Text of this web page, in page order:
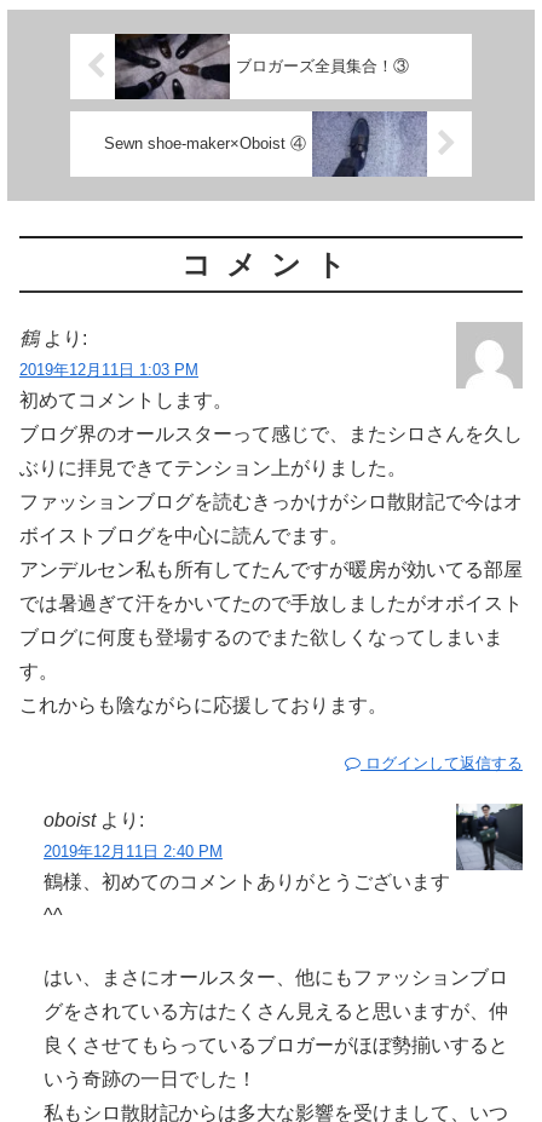
ブロガーズ全員集合！③
Sewn shoe-maker×Oboist ④
コメント
鶴 より:
2019年12月11日 1:03 PM
初めてコメントします。
ブログ界のオールスターって感じで、またシロさんを久し
ぶりに拝見できてテンション上がりました。
ファッションブログを読むきっかけがシロ散財記で今はオ
ボイストブログを中心に読んでます。
アンデルセン私も所有してたんですが暖房が効いてる部屋
では暑過ぎて汗をかいてたので手放しましたがオボイスト
ブログに何度も登場するのでまた欲しくなってしまいま
す。
これからも陰ながらに応援しております。
ログインして返信する
oboist より:
2019年12月11日 2:40 PM
鶴様、初めてのコメントありがとうございます
^^
はい、まさにオールスター、他にもファッションブロ
グをされている方はたくさん見えると思いますが、仲
良くさせてもらっているブロガーがほぼ勢揃いすると
いう奇跡の一日でした！
私もシロ散財記からは多大な影響を受けまして、いつ